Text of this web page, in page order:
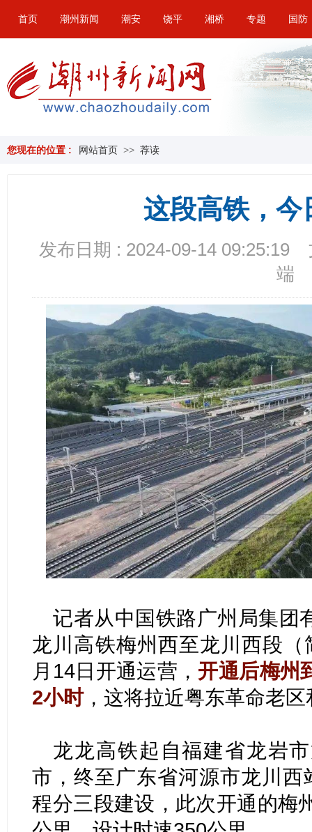
首页 潮州新闻 潮安 饶平 湘桥 专题 国防
您现在的位置 : 网站首页 >> 荐读
这段高铁，今
发布日期 : 2024-09-14 09:25:19
端
记者从中国铁路广州局集团
龙川高铁梅州西至龙川西段
月14日开通运营， 开通后梅州
2小时，这将拉近粤东革命老
龙龙高铁起自福建省龙岩
市，终至广东省河源市龙川
程分三段建设，此次开通的梅